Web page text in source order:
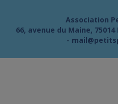
Association
66, avenue du Maine, 75014
-